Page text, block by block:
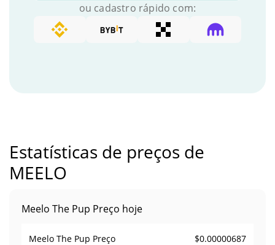
ou cadastro rápido com:
Estatísticas de preços de
MEELO
Meelo The Pup Preço hoje
Meelo The Pup Preço $0.00000687